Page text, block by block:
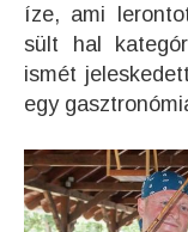
íze, ami
sült hal
ismét
egy